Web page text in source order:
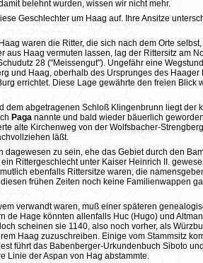
belehnt wurden, wissen wir nicht mehr.
Geschlechter um Haag auf. Ihre Ansitze
waren die Ritter, die sich nach dem Orte
aus Haag vermuten lassen, lag der Rittersitz am
28 ("Meissengut"). Ungefähr eine
und Haag, oberhalb des Ursprunges des Haager
errichtet. Diese Lage gewährte den freien Blick
dem abgetragenen Schloß Klingenbrunn liegt der
Paga nannte und bald wieder bäuerlich
alte Kirchenweg von der Wolfsbacher-
läßt.
dagewesen zu sein, ehe das Gebiet durch den
Rittergeschlecht unter Kaiser Heinrich II.
ebenfalls Rittersitze waren, die
frühen Zeiten noch keine Familienwappen
verwandt waren, muß einer späteren
de Hage könnten allenfalls Huc (Hugo) und
scheinen sie 1140, also noch vorher, als
Haag zuzuschreiben. Einige vom Stammsitz
führt das Babenberger-Urkundenbuch Siboto
Linie der Aspan von Hag abstammte.